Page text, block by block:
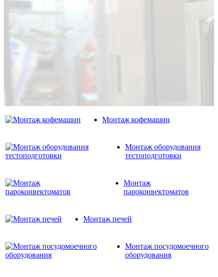
Монтаж кофемашин
Монтаж оборудования
тестоподготовки
Монтаж
пароконвектоматов
Монтаж печей
Монтаж посудомоечного
оборудования